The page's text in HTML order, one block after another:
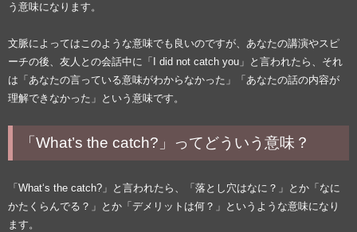
う意味になります。
文脈によってはこのような意味でも良いのですが、あなたの講演やスピ
ーチの後、友人との会話中に「I did not catch you」と言われたら、それ
は「あなたの言っている意味がわからなかった」「あなたの話の内容が
理解できなかった」という意味です。
「What’s the catch?」ってどういう意味？
「What‘s the catch?」と言われたら、「落とし穴はなに？」とか「なに
かたくらんでる？」とか「デメリットは何？」というような意味になり
ます。